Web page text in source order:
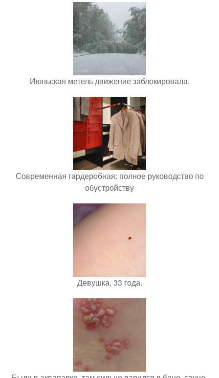
Июньская метель движение заблокировала.
Современная гардеробная: полное руководство по
обустройству
Девушка, 33 года.